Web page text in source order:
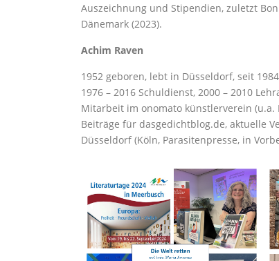
Auszeichnung und Stipendien, zuletzt
Dänemark (2023).
Achim Raven
1952 geboren, lebt in Düsseldorf, seit
1976 – 2016 Schuldienst, 2000 – 2010
Mitarbeit im onomato künstlerverein (u.a.
Beiträge für dasgedichtblog.de, aktuelle
Düsseldorf (Köln, Parasitenpresse, in